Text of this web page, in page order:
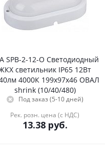
SPB-2-12-O Светодиодный
светильник IP65 12Вт
4000К 199x97x46 ОВАЛ
shrink (10/40/480)
Под заказ (5-10 дней)
Рек. розн. цена (с НДС)
13.38руб.